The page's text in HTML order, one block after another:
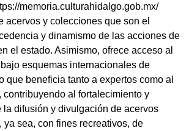
memoria.culturahidalgo.gob.mx/
acervos y colecciones que son el
y dinamismo de las acciones de
el estado. Asimismo, ofrece acceso al
esquemas internacionales de
que beneficia tanto a expertos como al
contribuyendo al fortalecimiento y
la difusión y divulgación de acervos
sea, con fines recreativos, de